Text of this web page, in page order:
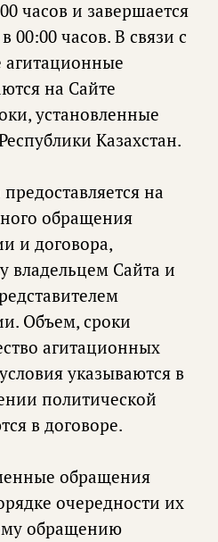
часов и завершается
00:00 часов. В связи с
на Сайте
установленные
Казахстан.
на
обращения
и договора,
владельцем Сайта и
Объем, сроки
агитационных
указываются в
политической
в договоре.
обращения
очередности их
обращению